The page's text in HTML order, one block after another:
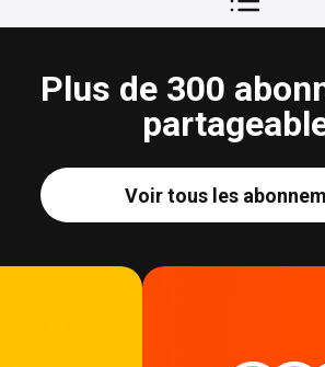
Plus de 300
Voir tous les